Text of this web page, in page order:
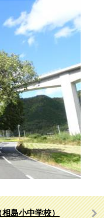
島小中学校）